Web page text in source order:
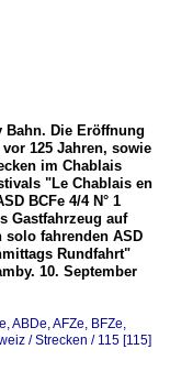
Bahn. Die Eröffnung
125 Jahren, sowie
im Chablais
"Le Chablais en
BCFe 4/4 N° 1
Gastfahrzeug auf
solo fahrenden ASD
Rundfahrt"
10. September
ABDe, AFZe, BFZe,
/ Strecken / 115 [115]